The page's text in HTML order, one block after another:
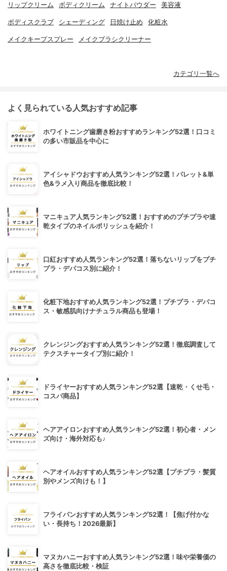
リップクリーム ボディクリーム ナイトパウダー 美容液
ボディスクラブ シェーディング 日焼け止め 化粧水
メイクキープスプレー メイクブラシクリーナー
カテゴリ一覧へ
よく見られている人気おすすめ記事
ホワイトニング歯磨き粉おすすめランキング52選！口コミ
の多い市販品を中心に
アイシャドウおすすめ人気ランキング52選！パレット&単
色&ラメ入り商品を徹底比較！
マニキュア人気ランキング52選！おすすめのプチプラや速
乾タイプのネイルポリッシュを紹介！
口紅おすすめ人気ランキング52選！落ちないリップをプチ
プラ・デパコス別に紹介！
化粧下地おすすめ人気ランキング52選！プチプラ・デパコ
ス・敏感肌向けナチュラル商品も登場！
クレンジングおすすめ人気ランキング52選！徹底調査して
テクスチャータイプ別に紹介！
ドライヤーおすすめ人気ランキング52選【速乾・くせ毛・
コスパ商品】
ヘアアイロンおすすめ人気ランキング52選！初心者・メン
ズ向け・海外対応も♪
ヘアオイルおすすめ人気ランキング52選【プチプラ・髪質
別やメンズ向けも！】
フライパンおすすめ人気ランキング52選！【焦げ付かな
い・長持ち！2026最新】
マヌカハニーおすすめ人気ランキング52選！味や栄養価の
高さを徹底比較・検証